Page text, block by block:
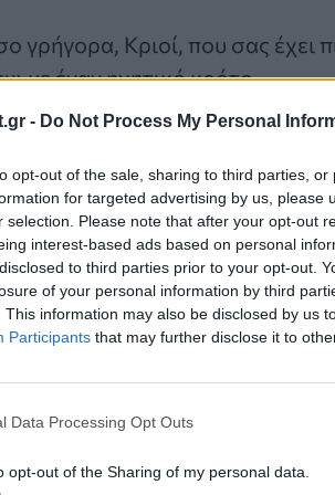
- Do Not Process My Personal
opt-out of the sale, sharing to third parties,
for targeted advertising by us, please
selection. Please note that after your opt-out
interest-based ads based on personal
to third parties prior to your opt-out.
of your personal information by third
This information may also be disclosed by us
Participants that may further disclose it to
Data Processing Opt Outs
opt-out of the Sharing of my personal data.
γρήγορα, Κριοί, που σας έχει
με έναν ηχητικό κρότο.
από το σοκ, φοβισμένοι να
είναι η αφύπνιση που
σας να ξεκινήσετε από την
για τον εαυτό σας
τα ρεύματα που αφήνατε
διαφορετικούς από αυτούς
και να αναλάβετε τον έλεγχο